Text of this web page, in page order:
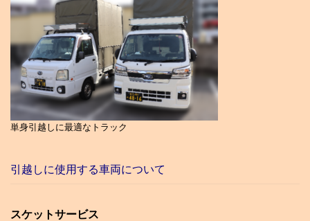
単身引越しに最適なトラック
引越しに使用する車両について
スケットサービス